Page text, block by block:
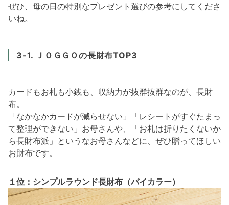
ぜひ、母の日の特別なプレゼント選びの参考にしてくださ
いね。
3-1. ＪＯＧＧＯの長財布TOP3
カードもお札も小銭も、収納力が抜群抜群なのが、長財
布。
「なかなかカードが減らせない」「レシートがすぐたまっ
て整理ができない」お母さんや、「お札は折りたくないか
ら長財布派」というなお母さんなどに、ぜひ贈ってほしい
お財布です。
１位：シンプルラウンド長財布（バイカラー）